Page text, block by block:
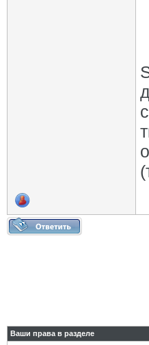
Ваши права в разделе